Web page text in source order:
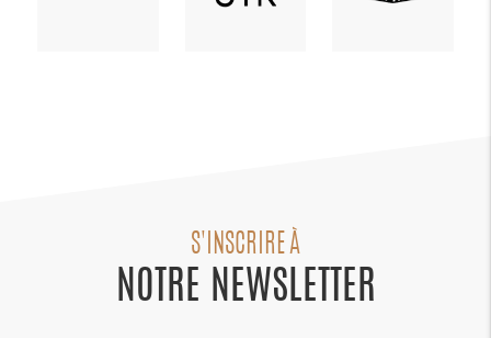
S'INSCRIRE À
NOTRE NEWSLETTER